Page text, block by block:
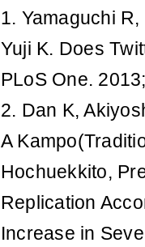
1. Yamaguchi
Yuji K. Does
PLoS One.
2. Dan K,
A
Hochuekkito,
Replication
Increase in